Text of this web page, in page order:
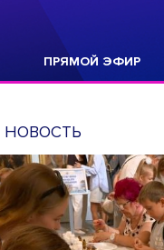
ПРЯМОЙ ЭФИР
НОВОСТЬ